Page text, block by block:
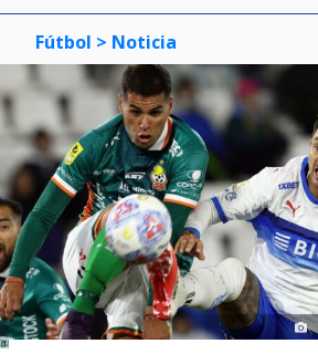
Fútbol > Noticia